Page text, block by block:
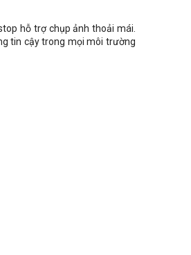
hỗ trợ chụp ảnh thoải mái.
tin cậy trong mọi môi trường